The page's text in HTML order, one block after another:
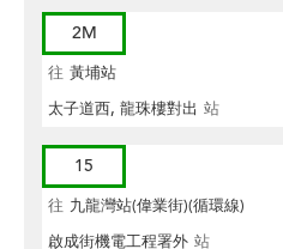
2M
往 黃埔站
太子道西, 龍珠樓對出 站
15
往 九龍灣站(偉業街)(循環線)
啟成街機電工程署外 站